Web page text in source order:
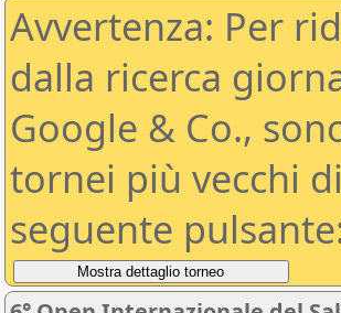
Avvertenza: Per
dalla ricerca
Google & Co.,
tornei più vecchi
seguente